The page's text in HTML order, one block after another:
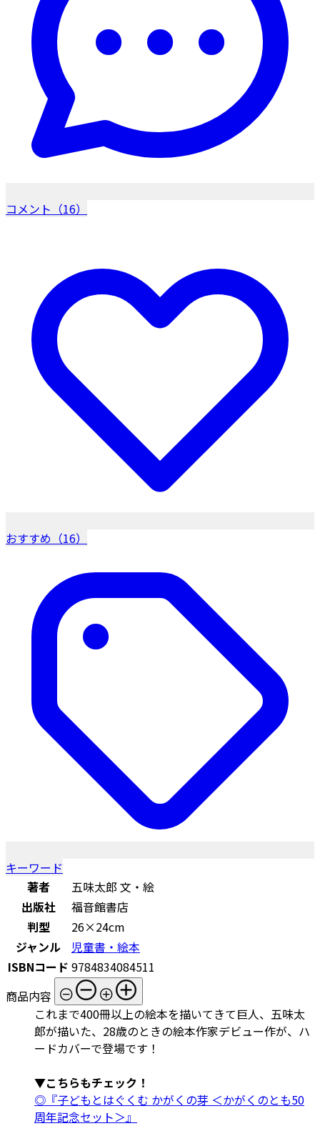
コメント（16）
おすすめ（16）
キーワード
著者
五味太郎 文・絵
出版社
福音館書店
判型
26×24cm
ジャンル
児童書・絵本
ISBNコード 9784834084511
商品内容
これまで400冊以上の絵本を描いてきて巨人、五味太
郎が描いた、28歳のときの絵本作家デビュー作が、ハ
ードカバーで登場です！
▼こちらもチェック！
◎『子どもとはぐくむ かがくの芽 ＜かがくのとも50
周年記念セット＞』